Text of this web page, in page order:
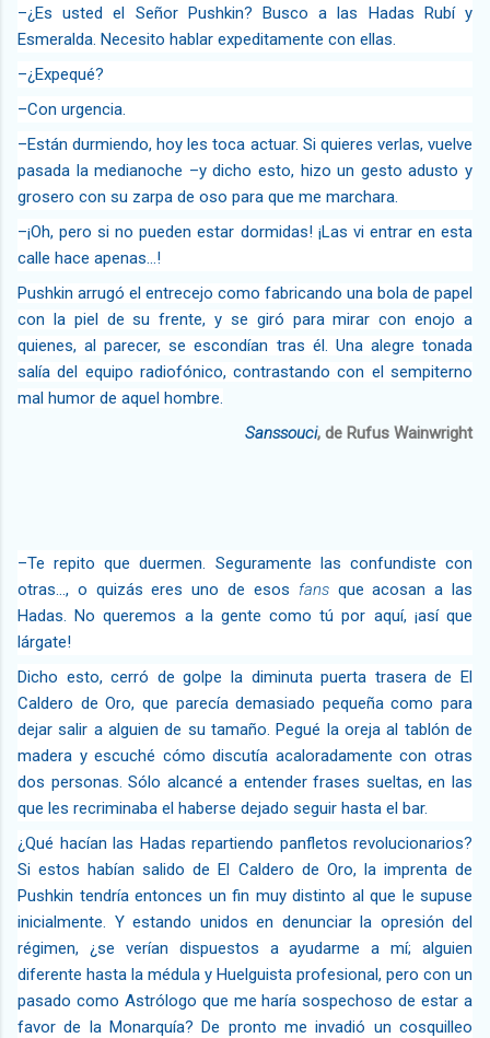
–¿Es usted el Señor Pushkin? Busco a las Hadas Rubí y
Esmeralda. Necesito hablar expeditamente con ellas.
–¿Expequé?
–Con urgencia.
–Están durmiendo, hoy les toca actuar. Si quieres verlas, vuelve
pasada la medianoche –y dicho esto, hizo un gesto adusto y
grosero con su zarpa de oso para que me marchara.
–¡Oh, pero si no pueden estar dormidas! ¡Las vi entrar en esta
calle hace apenas…!
Pushkin arrugó el entrecejo como fabricando una bola de papel
con la piel de su frente, y se giró para mirar con enojo a
quienes, al parecer, se escondían tras él. Una alegre tonada
salía del equipo radiofónico, contrastando con el sempiterno
mal humor de aquel hombre.
Sanssouci, de Rufus Wainwright
–Te repito que duermen. Seguramente las confundiste con
otras…, o quizás eres uno de esos fansque acosan a las
Hadas. No queremos a la gente como tú por aquí, ¡así que
lárgate!
Dicho esto, cerró de golpe la diminuta puerta trasera de El
Caldero de Oro, que parecía demasiado pequeña como para
dejar salir a alguien de su tamaño. Pegué la oreja al tablón de
madera y escuché cómo discutía acaloradamente con otras
dos personas. Sólo alcancé a entender frases sueltas, en las
que les recriminaba el haberse dejado seguir hasta el bar.
¿Qué hacían las Hadas repartiendo panfletos revolucionarios?
Si estos habían salido de El Caldero de Oro, la imprenta de
Pushkin tendría entonces un fin muy distinto al que le supuse
inicialmente. Y estando unidos en denunciar la opresión del
régimen, ¿se verían dispuestos a ayudarme a mí; alguien
diferente hasta la médula y Huelguista profesional, pero con un
pasado como Astrólogo que me haría sospechoso de estar a
favor de la Monarquía? De pronto me invadió un cosquilleo